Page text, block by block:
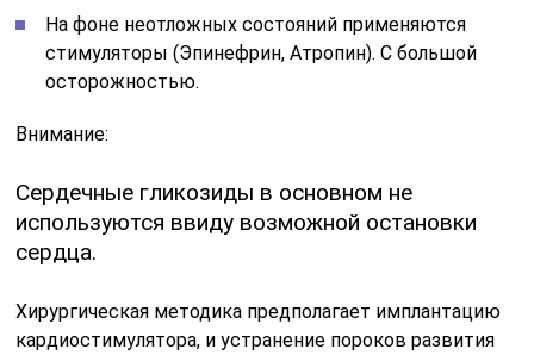
На фоне неотложных состояний применяются
стимуляторы (Эпинефрин, Атропин). С большой
осторожностью.
Внимание:
Сердечные гликозиды в основном не
используются ввиду возможной остановки
сердца.
Хирургическая методика предполагает имплантацию
кардиостимулятора, и устранение пороков развития